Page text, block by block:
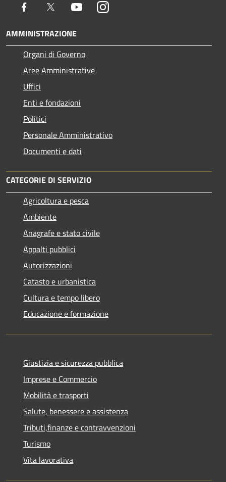
Facebook Twitter YoutubeInstagram
AMMINISTRAZIONE
Organi di Governo
Aree Amministrative
Uffici
Enti e fondazioni
Politici
Personale Amministrativo
Documenti e dati
CATEGORIE DI SERVIZIO
Agricoltura e pesca
Ambiente
Anagrafe e stato civile
Appalti pubblici
Autorizzazioni
Catasto e urbanistica
Cultura e tempo libero
Educazione e formazione
Giustizia e sicurezza pubblica
Imprese e Commercio
Mobilità e trasporti
Salute, benessere e assistenza
Tributi,finanze e contravvenzioni
Turismo
Vita lavorativa